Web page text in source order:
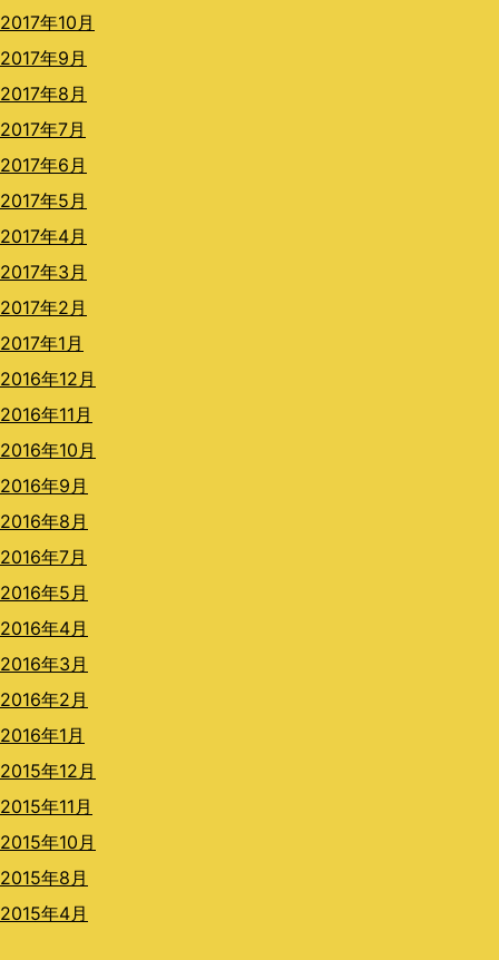
2017年10月
2017年9月
2017年8月
2017年7月
2017年6月
2017年5月
2017年4月
2017年3月
2017年2月
2017年1月
2016年12月
2016年11月
2016年10月
2016年9月
2016年8月
2016年7月
2016年5月
2016年4月
2016年3月
2016年2月
2016年1月
2015年12月
2015年11月
2015年10月
2015年8月
2015年4月